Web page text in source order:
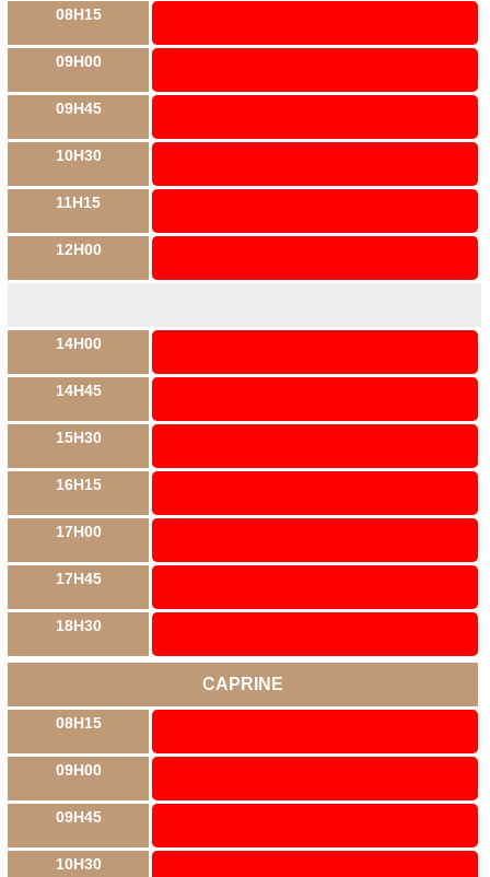
08H15
09H00
09H45
10H30
11H15
12H00
14H00
14H45
15H30
16H15
17H00
17H45
18H30
CAPRINE
08H15
09H00
09H45
10H30